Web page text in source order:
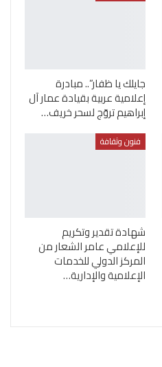
جايلك يا ظفار”.. مبادرة
إعلامية عربية بقيادة عمار آل
إبراهيم تروّج لسحر خريف…
فنون وثقافة
شهادة تقدير وتكريم
للإعلامي عامر الشعار من
المركز الدولي للخدمات
الإعلامية والإدارية…